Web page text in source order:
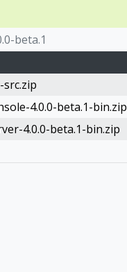
beta.1
4.0.0-beta.1-bin.zip
4.0.0-beta.1-bin.zip